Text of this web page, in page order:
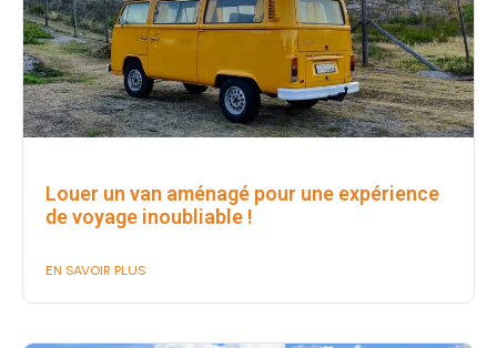
Louer un van aménagé pour une expérience
de voyage inoubliable !
EN SAVOIR PLUS